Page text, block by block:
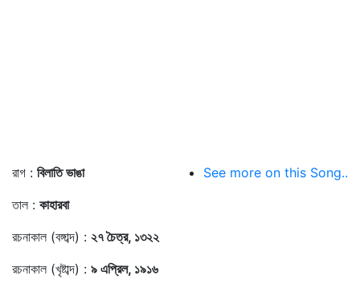
রাগ : বিলাতি ভাঙা
তাল : কাহারবা
রচনাকাল (বঙ্গাব্দ) : ২৭ চৈত্র, ১৩২২
রচনাকাল (খৃষ্টাব্দ) : ৯ এপ্রিল, ১৯১৬
See more on this Song..